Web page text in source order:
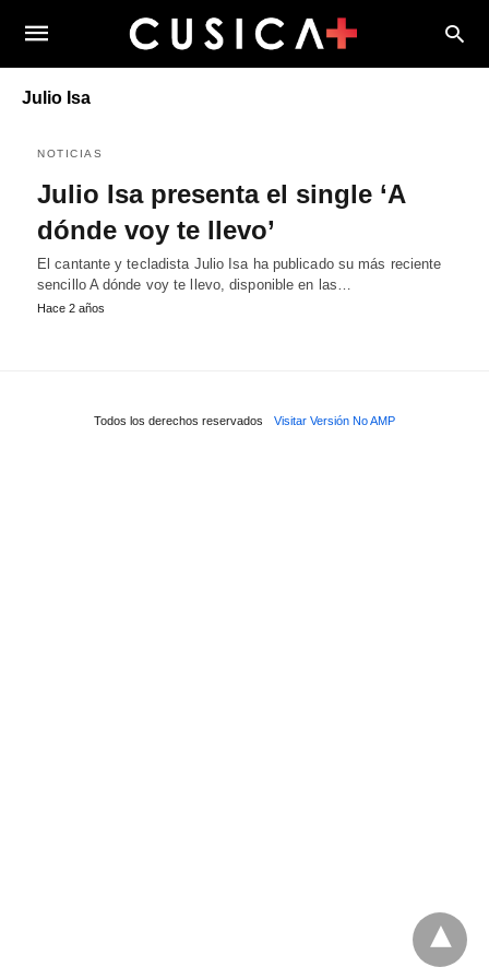
Julio Isa
NOTICIAS
Julio Isa presenta el single ‘A
dónde voy te llevo’
El cantante y tecladista Julio Isa ha publicado su más reciente
sencillo A dónde voy te llevo, disponible en las…
Hace 2 años
Todos los derechos reservados Visitar Versión No AMP